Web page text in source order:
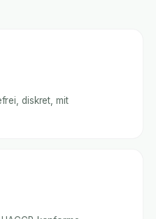
diskret, mit